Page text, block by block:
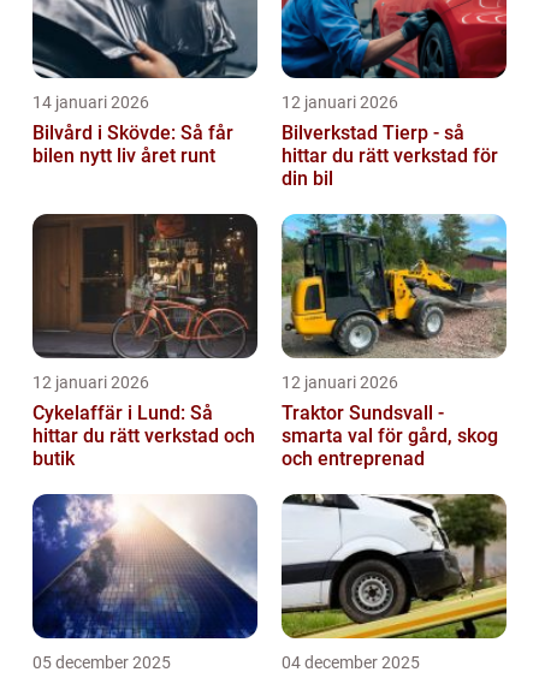
14 januari 2026
Bilvård i Skövde: Så får
bilen nytt liv året runt
12 januari 2026
Bilverkstad Tierp - så
hittar du rätt verkstad för
din bil
12 januari 2026
Cykelaffär i Lund: Så
hittar du rätt verkstad och
butik
12 januari 2026
Traktor Sundsvall -
smarta val för gård, skog
och entreprenad
05 december 2025 04 december 2025